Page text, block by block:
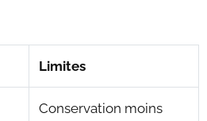
Limites
Conservation moins